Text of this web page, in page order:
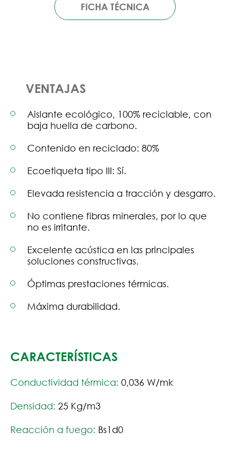
FICHA TÉCNICA
VENTAJAS
Aislante ecológico, 100% reciclable, con
baja huella de carbono.
Contenido en reciclado: 80%
Ecoetiqueta tipo III: Sí.
Elevada resistencia a tracción y desgarro.
No contiene fibras minerales, por lo que
no es irritante.
Excelente acústica en las principales
soluciones constructivas.
Óptimas prestaciones térmicas.
Máxima durabilidad.
CARACTERÍSTICAS
Conductividad térmica: 0,036 W/mk
Densidad: 25 Kg/m3
Reacción a fuego: Bs1d0